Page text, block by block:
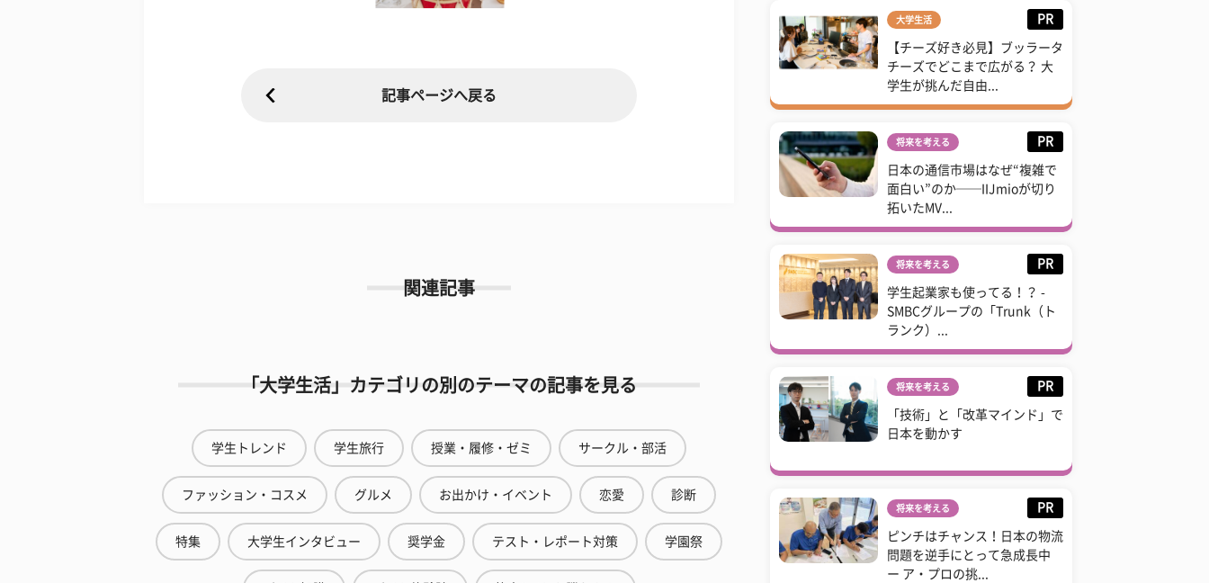
記事ページへ戻る
関連記事
「大学生活」カテゴリの別のテーマの記事を見る
学生トレンド 学生旅行 授業・履修・ゼミ サークル・部活
ファッション・コスメ グルメ お出かけ・イベント 恋愛 診断
特集 大学生インタビュー 奨学金 テスト・レポート対策 学園祭
大学生活 PR
【チーズ好き必見】ブッラータ
チーズでどこまで広がる？ 大
学生が挑んだ自由...
将来を考える PR
日本の通信市場はなぜ“複雑で
面白い”のか──IIJmioが切り
拓いたMV...
将来を考える PR
学生起業家も使ってる！？ -
SMBCグループの「Trunk（ト
ランク）...
将来を考える PR
「技術」と「改革マインド」で
日本を動かす
将来を考える PR
ピンチはチャンス！日本の物流
問題を逆手にとって急成長中
ー ア・プロの挑...